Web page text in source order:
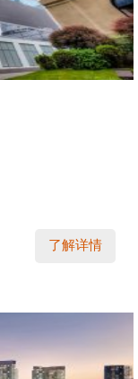
了解详情